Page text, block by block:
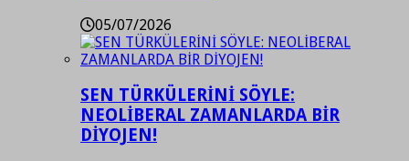
05/07/2026
SEN TÜRKÜLERİNİ SÖYLE:
NEOLİBERAL ZAMANLARDA BİR
DİYOJEN!